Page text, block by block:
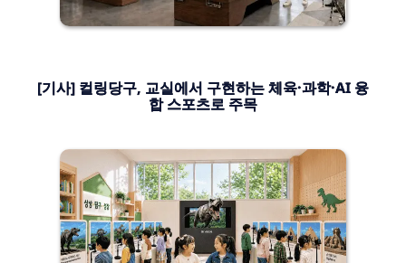
[기사] 컬링당구, 교실에서 구현하는 체육·과학·AI 융
합 스포츠로 주목